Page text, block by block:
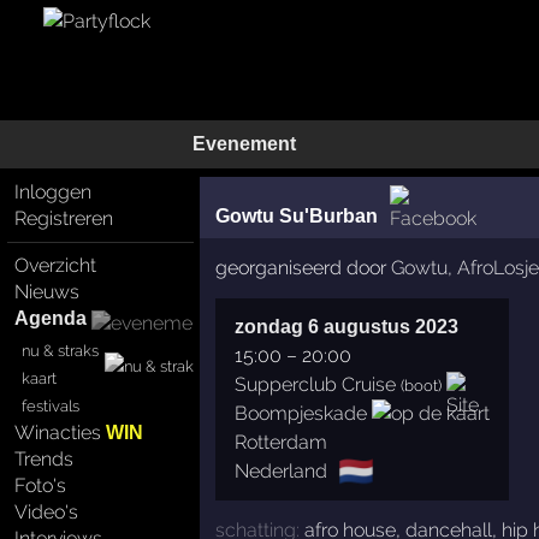
Evenement
Inloggen
Registreren
Overzicht
Nieuws
Agenda
nu & straks
kaart
festivals
WinactiesWIN
Trends
Foto's
Video's
Gowtu Su'Burban
georganiseerd door Gowtu,
zondag 6 augustus 2023
15:00 – 20:00
Supperclub Cruise (boot)
Boompjeskade
Rotterdam
Nederland 🇳🇱
schatting: afro house, dancehall, hip